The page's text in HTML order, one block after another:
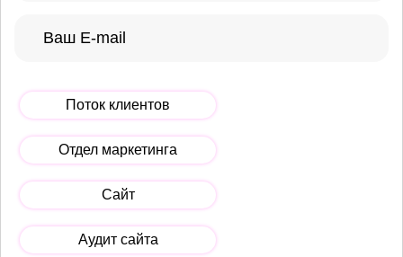
Поток клиентов
Отдел маркетинга
Сайт
Аудит сайта